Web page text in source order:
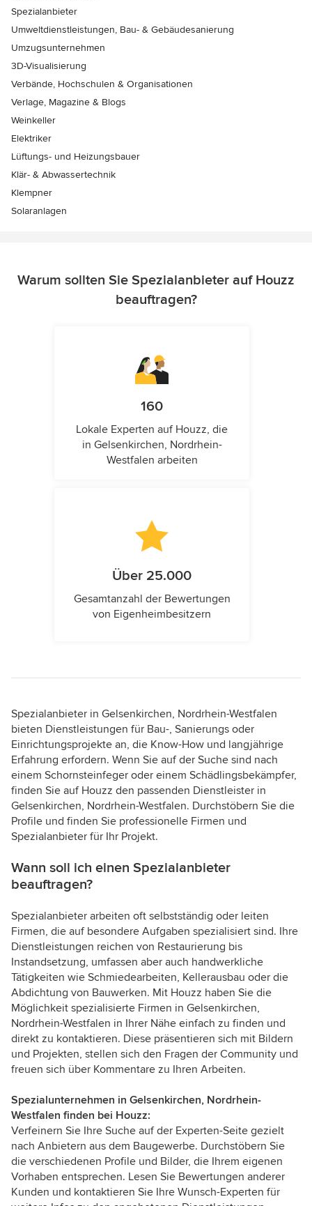
Spezialanbieter
Umweltdienstleistungen, Bau- & Gebäudesanierung
Umzugsunternehmen
3D-Visualisierung
Verbände, Hochschulen & Organisationen
Verlage, Magazine & Blogs
Weinkeller
Elektriker
Lüftungs- und Heizungsbauer
Klär- & Abwassertechnik
Klempner
Solaranlagen
Warum sollten Sie Spezialanbieter auf Houzz
beauftragen?
160
Lokale Experten auf Houzz, die
in Gelsenkirchen, Nordrhein-
Westfalen arbeiten
Über 25.000
Gesamtanzahl der Bewertungen
von Eigenheimbesitzern
Spezialanbieter in Gelsenkirchen, Nordrhein-Westfalen
bieten Dienstleistungen für Bau-, Sanierungs oder
Einrichtungsprojekte an, die Know-How und langjährige
Erfahrung erfordern. Wenn Sie auf der Suche sind nach
einem Schornsteinfeger oder einem Schädlingsbekämpfer,
finden Sie auf Houzz den passenden Dienstleister in
Gelsenkirchen, Nordrhein-Westfalen. Durchstöbern Sie die
Profile und finden Sie professionelle Firmen und
Spezialanbieter für Ihr Projekt.
Wann soll ich einen Spezialanbieter
beauftragen?
Spezialanbieter arbeiten oft selbstständig oder leiten
Firmen, die auf besondere Aufgaben spezialisiert sind. Ihre
Dienstleistungen reichen von Restaurierung bis
Instandsetzung, umfassen aber auch handwerkliche
Tätigkeiten wie Schmiedearbeiten, Kellerausbau oder die
Abdichtung von Bauwerken. Mit Houzz haben Sie die
Möglichkeit spezialisierte Firmen in Gelsenkirchen,
Nordrhein-Westfalen in Ihrer Nähe einfach zu finden und
direkt zu kontaktieren. Diese präsentieren sich mit Bildern
und Projekten, stellen sich den Fragen der Community und
freuen sich über Kommentare zu Ihren Arbeiten.
Spezialunternehmen in Gelsenkirchen, Nordrhein-
Westfalen finden bei Houzz:
Verfeinern Sie Ihre Suche auf der Experten-Seite gezielt
nach Anbietern aus dem Baugewerbe. Durchstöbern Sie
die verschiedenen Profile und Bilder, die Ihrem eigenen
Vorhaben entsprechen. Lesen Sie Bewertungen anderer
Kunden und kontaktieren Sie Ihre Wunsch-Experten für